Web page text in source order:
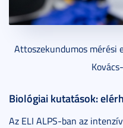
Attoszekundumos mérési
Biológiai kutatások:
Az ELI ALPS-ban az